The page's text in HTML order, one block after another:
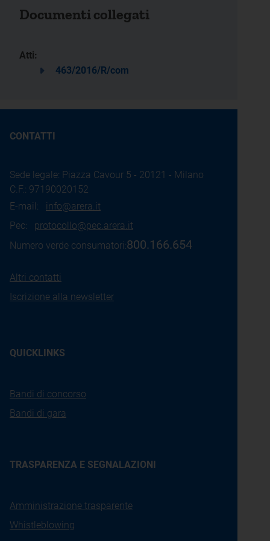
Documenti collegati
Atti:
463/2016/R/com
CONTATTI
Sede legale: Piazza Cavour 5 - 20121 - Milano
C.F.: 97190020152
E-mail: info@arera.it
Pec: protocollo@pec.arera.it
Numero verde consumatori:800.166.654
Altri contatti
Iscrizione alla newsletter
QUICKLINKS
Bandi di concorso
Bandi di gara
TRASPARENZA E SEGNALAZIONI
Amministrazione trasparente
Whistleblowing